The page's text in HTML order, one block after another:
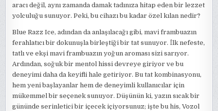
aracı değil, aynı zamanda damak tadınıza hitap eden bir lezzet
yolculuğu sunuyor. Peki, bu cihazı bu kadar özel kılan nedir?
Blue Razz Ice, adından da anlaşılacağı gibi, mavi frambuazın
ferahlatıcı bir dokunuşla birleştiği bir tat sunuyor. İlk nefeste,
tatlı ve ekşi mavi frambuazın yoğun aroması sizi sarıyor.
Ardından, soğuk bir mentol hissi devreye giriyor ve bu
deneyimi daha da keyifli hale getiriyor. Bu tat kombinasyonu,
hem yeni başlayanlar hem de deneyimli kullanıcılar için
mükemmel bir seçenek sunuyor. Düşünün ki, yazın sıcak bir
gününde serinletici bir içecek içiyorsunuz; işte bu his, Vozol